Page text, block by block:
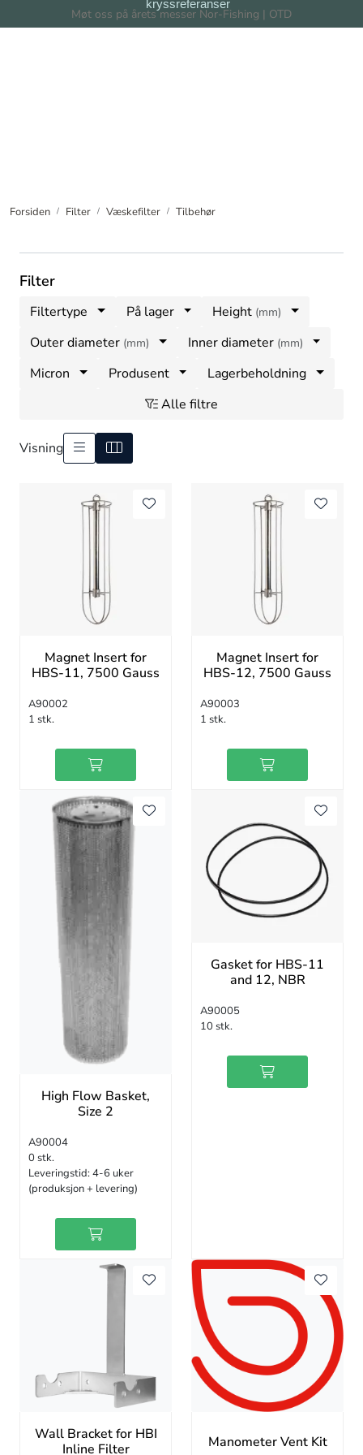
Skip to main contentMøt oss på årets messer Nor-Fishing | OTD
kryssreferanser
Forsiden Filter Væskefilter Tilbehør
Filter
Filtertype På lager Height (mm)
Outer diameter (mm) Inner diameter (mm)
Micron Produsent
Lagerbeholdning
Alle filtre
Visning
Magnet Insert for
HBS-11, 7500 Gauss
A90002
1 stk.
Magnet Insert for
HBS-12, 7500 Gauss
A90003
1 stk.
High Flow Basket,
Size 2
A90004
0 stk.
Leveringstid:4-6 uker
(produksjon + levering)
Gasket for HBS-11
and 12, NBR
A90005
10 stk.
Wall Bracket for HBI
Inline Filter
Manometer Vent Kit